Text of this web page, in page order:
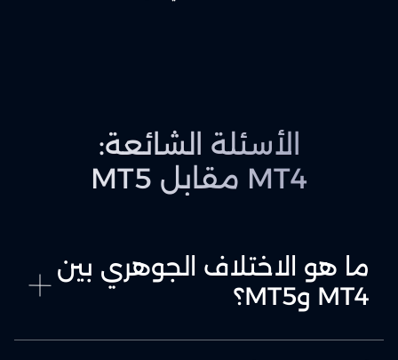
الأسئلة الشائعة:
MT4 مقابل MT5
ما هو الاختلاف الجوهري بين
MT4 وMT5؟